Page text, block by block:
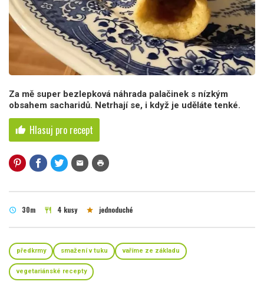
Za mě super bezlepková náhrada palačinek s nízkým
obsahem sacharidů. Netrhají se, i když je uděláte tenké.
thumb_up Hlasuj pro recept
mail print
schedule 30m restaurant 4 kusy star jednoduché
předkrmy smažení v tuku vaříme ze základu
vegetariánské recepty